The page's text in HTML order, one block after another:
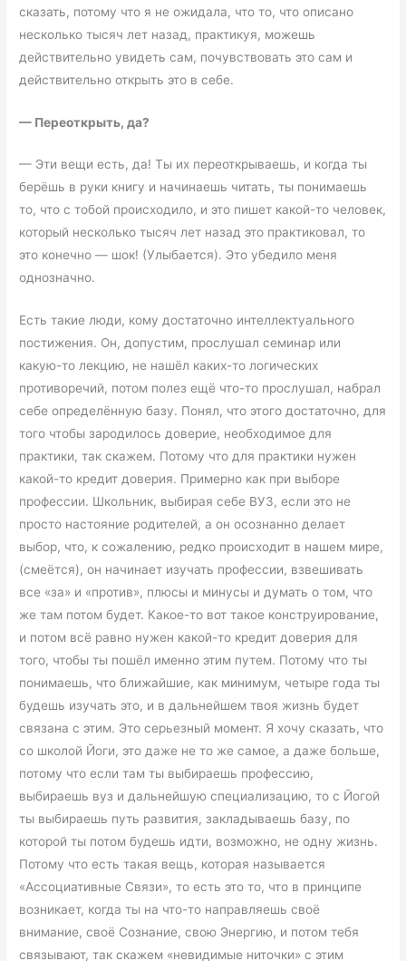
сказать, потому что я не ожидала, что то, что описано
несколько тысяч лет назад, практикуя, можешь
действительно увидеть сам, почувствовать это сам и
действительно открыть это в себе.
— Переоткрыть, да?
— Эти вещи есть, да! Ты их переоткрываешь, и когда ты
берёшь в руки книгу и начинаешь читать, ты понимаешь
то, что с тобой происходило, и это пишет какой-то человек,
который несколько тысяч лет назад это практиковал, то
это конечно — шок! (Улыбается). Это убедило меня
однозначно.
Есть такие люди, кому достаточно интеллектуального
постижения. Он, допустим, прослушал семинар или
какую-то лекцию, не нашёл каких-то логических
противоречий, потом полез ещё что-то прослушал, набрал
себе определённую базу. Понял, что этого достаточно, для
того чтобы зародилось доверие, необходимое для
практики, так скажем. Потому что для практики нужен
какой-то кредит доверия. Примерно как при выборе
профессии. Школьник, выбирая себе ВУЗ, если это не
просто настояние родителей, а он осознанно делает
выбор, что, к сожалению, редко происходит в нашем мире,
(смеётся), он начинает изучать профессии, взвешивать
все «за» и «против», плюсы и минусы и думать о том, что
же там потом будет. Какое-то вот такое конструирование,
и потом всё равно нужен какой-то кредит доверия для
того, чтобы ты пошёл именно этим путем. Потому что ты
понимаешь, что ближайшие, как минимум, четыре года ты
будешь изучать это, и в дальнейшем твоя жизнь будет
связана с этим. Это серьезный момент. Я хочу сказать, что
со школой Йоги, это даже не то же самое, а даже больше,
потому что если там ты выбираешь профессию,
выбираешь вуз и дальнейшую специализацию, то с Йогой
ты выбираешь путь развития, закладываешь базу, по
которой ты потом будешь идти, возможно, не одну жизнь.
Потому что есть такая вещь, которая называется
«Ассоциативные Связи», то есть это то, что в принципе
возникает, когда ты на что-то направляешь своё
внимание, своё Сознание, свою Энергию, и потом тебя
связывают, так скажем «невидимые ниточки» с этим